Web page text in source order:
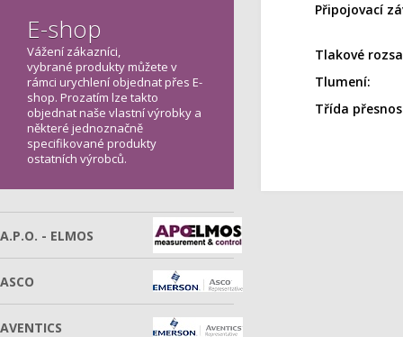
Připojovací
Tlakové
Tlumení:
Třída
E-shop
Vážení zákazníci,
vybrané produkty můžete v
rámci urychlení objednat přes E-
shop. Prozatím lze takto
objednat naše vlastní výrobky a
některé jednoznačně
specifikované produkty
ostatních výrobců.
A.P.O. - ELMOS
ASCO
AVENTICS